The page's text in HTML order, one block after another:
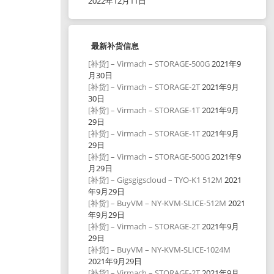
最新补货信息
[补货] – Virmach – STORAGE-500G2021年9
月30日
[补货] – Virmach – STORAGE-2T2021年9月
30日
[补货] – Virmach – STORAGE-1T2021年9月
29日
[补货] – Virmach – STORAGE-1T2021年9月
29日
[补货] – Virmach – STORAGE-500G2021年9
月29日
[补货] – Gigsgigscloud – TYO-K1 512M 2021
年9月29日
[补货] – BuyVM – NY-KVM-SLICE-512M 2021
年9月29日
[补货] – Virmach – STORAGE-2T2021年9月
29日
[补货] – BuyVM – NY-KVM-SLICE-1024M
2021年9月29日